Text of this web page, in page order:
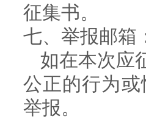
征集书。
七、举报邮箱
如在本次应
公正的行为
举报。